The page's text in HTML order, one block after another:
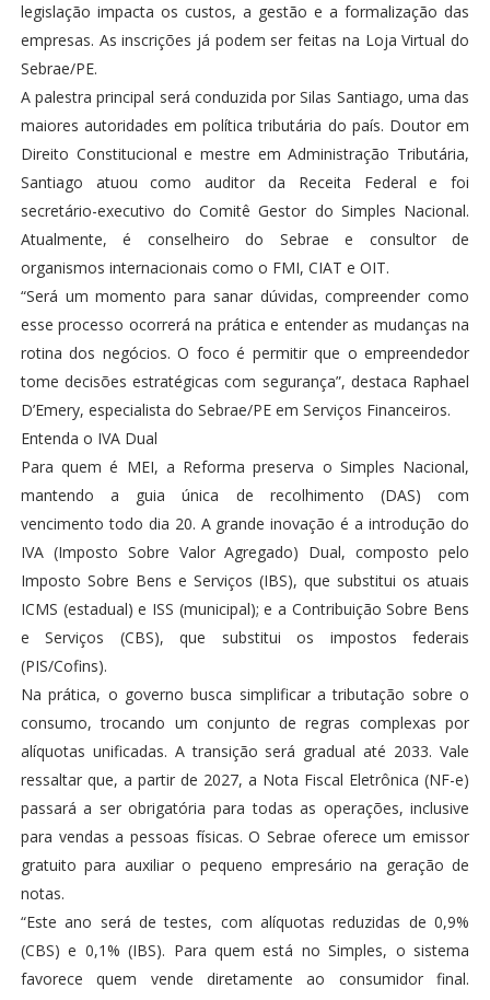
legislação impacta os custos, a gestão e a formalização das
empresas. As inscrições já podem ser feitas na Loja Virtual do
Sebrae/PE.
A palestra principal será conduzida por Silas Santiago, uma das
maiores autoridades em política tributária do país. Doutor em
Direito Constitucional e mestre em Administração Tributária,
Santiago atuou como auditor da Receita Federal e foi
secretário-executivo do Comitê Gestor do Simples Nacional.
Atualmente, é conselheiro do Sebrae e consultor de
organismos internacionais como o FMI, CIAT e OIT.
“Será um momento para sanar dúvidas, compreender como
esse processo ocorrerá na prática e entender as mudanças na
rotina dos negócios. O foco é permitir que o empreendedor
tome decisões estratégicas com segurança”, destaca Raphael
D’Emery, especialista do Sebrae/PE em Serviços Financeiros.
Entenda o IVA Dual
Para quem é MEI, a Reforma preserva o Simples Nacional,
mantendo a guia única de recolhimento (DAS) com
vencimento todo dia 20. A grande inovação é a introdução do
IVA (Imposto Sobre Valor Agregado) Dual, composto pelo
Imposto Sobre Bens e Serviços (IBS), que substitui os atuais
ICMS (estadual) e ISS (municipal); e a Contribuição Sobre Bens
e Serviços (CBS), que substitui os impostos federais
(PIS/Cofins).
Na prática, o governo busca simplificar a tributação sobre o
consumo, trocando um conjunto de regras complexas por
alíquotas unificadas. A transição será gradual até 2033. Vale
ressaltar que, a partir de 2027, a Nota Fiscal Eletrônica (NF-e)
passará a ser obrigatória para todas as operações, inclusive
para vendas a pessoas físicas. O Sebrae oferece um emissor
gratuito para auxiliar o pequeno empresário na geração de
notas.
“Este ano será de testes, com alíquotas reduzidas de 0,9%
(CBS) e 0,1% (IBS). Para quem está no Simples, o sistema
favorece quem vende diretamente ao consumidor final.